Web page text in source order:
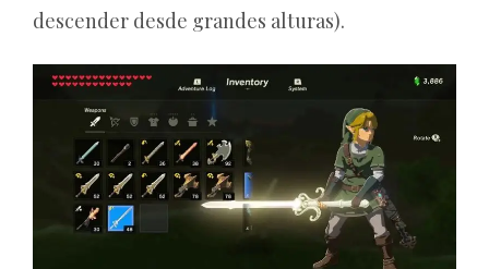
descender desde grandes alturas).